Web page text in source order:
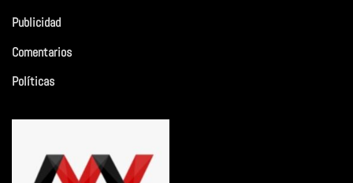
Publicidad
Comentarios
Políticas